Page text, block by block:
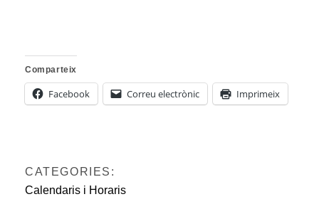
Comparteix
Facebook Correu electrònic Imprimeix
CATEGORIES:
Calendaris i Horaris